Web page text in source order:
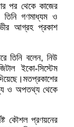
পর থেকে কাজের
তিনি গণমাধ্যম ও
আগ্রহ প্রকাশ
তিনি বলেন, নিউ
ইকো-সিস্টেম
ও অপতথ্য থেকে
কৌশল প্রণয়নের